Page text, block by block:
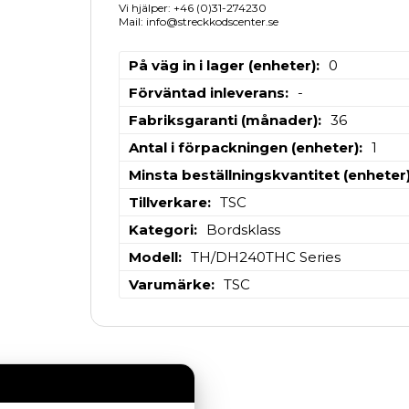
Vi hjälper: +46 (0)31-274230
Mail: info@streckkodscenter.se
På väg in i lager (enheter)
0
Förväntad inleverans
-
Fabriksgaranti (månader)
36
Antal i förpackningen (enheter)
1
Minsta beställningskvantitet
Tillverkare
TSC
Kategori
Bordsklass
Modell
TH/DH240THC Series
Varumärke
TSC